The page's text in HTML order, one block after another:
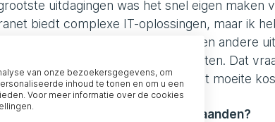
uitdagingen was het snel eigen maken
biedt complexe IT-oplossingen, maar ik
details beter te begrijpen. Een andere
en hun specifieke behoeften. Dat
vertrouwen, wat mij gelukkig nooit moeite
voor de komende maanden?
van onze bezoekersgegevens, om
inhoud te tonen en om u een
Voor meer informatie over de cookies